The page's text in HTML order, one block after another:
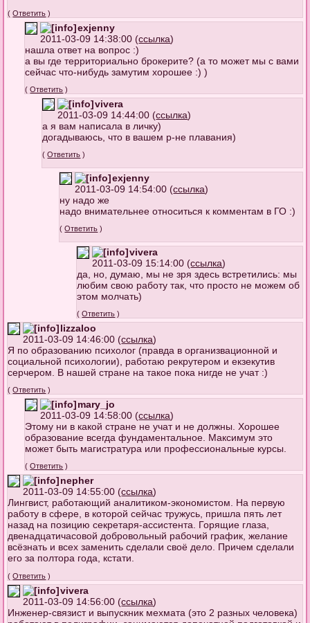
(Ответить )
exjenny
2011-03-09 14:38:00 (ссылка)
нашла ответ на вопрос :)
а вы где территориально брокерите? (а то может мы с вами
сейчас что-нибудь замутим хорошее :) )
(Ответить )
vivera
2011-03-09 14:44:00 (ссылка)
а я вам написала в личку)
догадываюсь, что в вашем р-не плавания)
(Ответить )
exjenny
2011-03-09 14:54:00 (ссылка)
ну надо же
надо внимательнее относиться к комментам в ГО :)
(Ответить )
vivera
2011-03-09 15:14:00 (ссылка)
да, но, думаю, мы не зря здесь встретились: мы
любим свою работу так, что просто не можем об
этом молчать)
(Ответить )
lizzaloo
2011-03-09 14:46:00 (ссылка)
Я по образованию психолог (правда в организвационной и
социальной психологии), работаю рекрутером и екзекутив
серчером. В нашей стране на такое пока нигде не учат :)
(Ответить )
mary_jo
2011-03-09 14:58:00 (ссылка)
Этому ни в какой стране не учат и не должны. Хорошее
образование всегда фундаментальное. Максимум это
может быть магистратура или профессиональные курсы.
(Ответить )
nepher
2011-03-09 14:55:00 (ссылка)
Лингвист, работающий аналитиком-экономистом. На первую
работу в сфере, в которой сейчас тружусь, пришла пять лет
назад на позицию секретаря-ассистента. Горящие глаза,
двенадцатичасовой добровольный рабочий график, желание
всёзнать и всех заменить сделали своё дело. Причем сделали
его за полтора года, кстати.
(Ответить )
vivera
2011-03-09 14:56:00 (ссылка)
Инженер-связист и выпускник мехмата (это 2 разных человека)